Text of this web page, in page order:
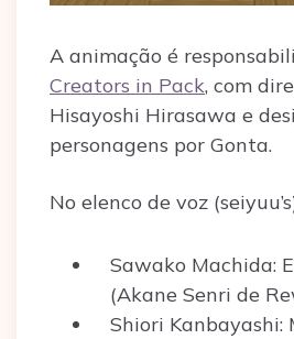
A animação é
Creators in Pack, com
Hisayoshi Hirasawa e
personagens por Gonta.
No elenco de voz
Sawako Machida:
(Akane Senri de
Shiori Kanbayashi: